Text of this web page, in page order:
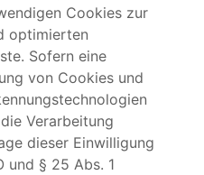
Cookies zur
optimierten
Sofern eine
von Cookies und
Verarbeitung
dieser Einwilligung
und § 25 Abs. 1